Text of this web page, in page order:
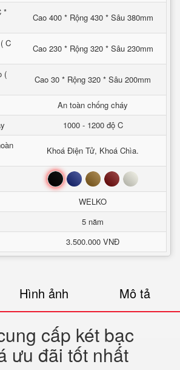
*
Cao 400 * Rộng 430 * Sâu 380mm
C
Cao 230 * Rộng 320 * Sâu 230mm
(
Cao 30 * Rộng 320 * Sâu 200mm
An toàn chống cháy
1000 - 1200 độ C
Khoá Điện Tử, Khoá Chìa.
Đen Xanh Nâu Đỏ Trắng
WELKO
5 năm
3.500.000 VNĐ
Hình ảnh Mô tả
cấp két bạc
ưu đãi tốt nhất